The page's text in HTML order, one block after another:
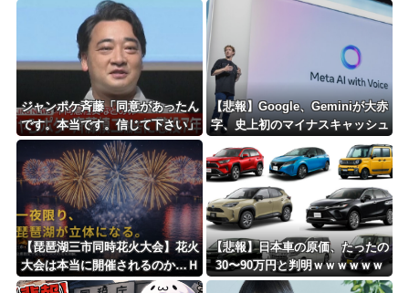
大男「1回戦の相手はこのｶﾞｷか？楽勝だな」少年剣士「…ふんっ、あまり調子に乗ら...
8/4のニュース
日本旅行キャンセルすべきか…1万年ぶり史上最大級の火山の兆し＝韓国の反応
更新中止のお知らせ
海外「おめでとうタキ！」リヴァプール南野がバースデーゴール！！
Powered by livedoor 相互RSS
ジャンポケ斉藤「同意があったん
です。本当です。信じて下さい」
←何でこの主張が通らないの？
【悲報】Google、Geminiが大赤
字、史上初のマイナスキャッシュ
【琵琶湖三市同時花火大会】花火
大会は本当に開催されるのか…Ｈ
Ｐで観覧券販売も消防への申請な
【悲報】日本車の原価、たったの
30〜90万円と判明ｗｗｗｗｗｗ
ｗｗｗｗｗ